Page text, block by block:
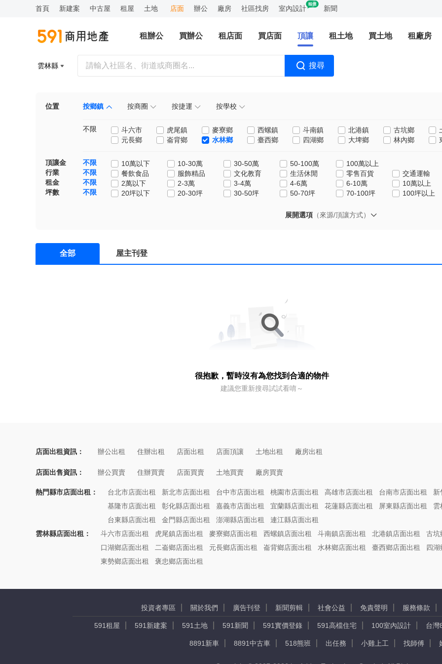
首頁 新建案 中古屋 租屋 土地 店面 辦公 廠房 社區找房 室內設計 新聞
租辦公 買辦公 租店面 買店面 頂讓 租土地 買土地 租廠房
雲林縣 搜尋
位置 按鄉鎮 按商圈 按捷運 按學校
不限 斗六市 虎尾鎮 麥寮鄉 西螺鎮 斗南鎮 北港鎮 古坑鄉
元長鄉
崙背鄉 水林鄉 臺西鄉 四湖鄉 大埤鄉 林內鄉
頂讓金 不限 10萬以下 10-30萬 30-50萬 50-100萬
100萬以上
行業
不限 餐飲食品 服飾精品 文化教育 生活休閒 零售百貨
交通運輸
租金
不限 2萬以下 2-3萬 3-4萬 4-6萬 6-10萬
10萬以上
坪數
不限 20坪以下 20-30坪 30-50坪 50-70坪 70-100坪 100坪以上
展開選項 （來源/頂讓方式）
全部 屋主刊登
很抱歉，暫時沒有為您找到合適的物件
建議您重新搜尋試試看唷～
店面出租資訊： 辦公出租 住辦出租 店面出租 店面頂讓 土地出租 廠房出租
店面出售資訊： 辦公買賣 住辦買賣 店面買賣 土地買賣 廠房買賣
熱門縣市店面出租： 台北市店面出租 新北市店面出租 台中市店面出租 桃園市店面出租 高雄市店面出租 台南市店面出租
新
基隆市店面出租
彰化縣店面出租 嘉義市店面出租 宜蘭縣店面出租 花蓮縣店面出租 屏東縣店面出租
雲
台東縣店面出租
金門縣店面出租 澎湖縣店面出租
連江縣店面出租
雲林縣店面出租：
斗六市店面出租 虎尾鎮店面出租 麥寮鄉店面出租 西螺鎮店面出租 斗南鎮店面出租 北港鎮店面出租
古坑
口湖鄉店面出租
二崙鄉店面出租 元長鄉店面出租 崙背鄉店面出租 水林鄉店面出租 臺西鄉店面出租
四
東勢鄉店面出租
褒忠鄉店面出租
投資者專區 關於我們 廣告刊登 新聞剪輯 社會公益 免責聲明 服務條款
591租屋 591新建案 591土地 591新聞 591實價登錄 591高檔住宅 100室內設計 台灣
8891新車 8891中古車 518熊班 出任務 小雞上工 找師傅